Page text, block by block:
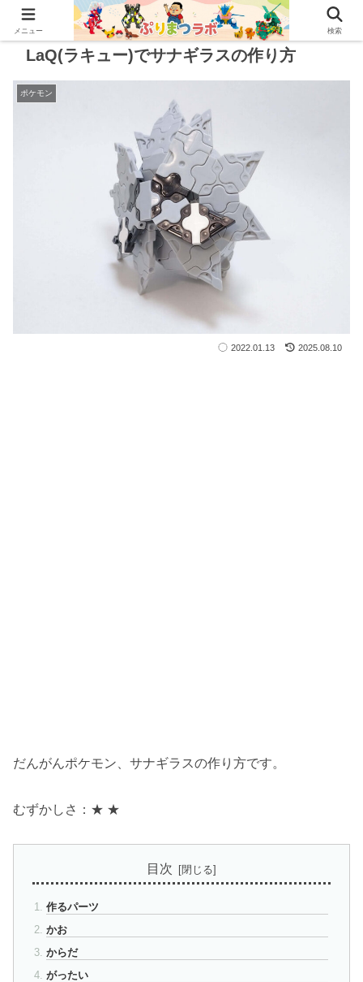
LaQ(ラキュー)でサナギラスの作り方
ポケモン
2022.01.13 2025.08.10
だんがんポケモン、サナギラスの作り方です。
むずかしさ：★ ★
目次
作るパーツ
かお
からだ
がったい
メニュー 検索